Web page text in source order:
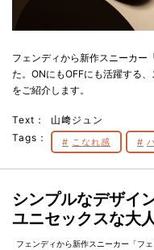
フェンディから新作スニーカー
た。ONにもOFFにも活躍する
をご紹介します。
Text：
山﨑ジュン
Tags：
こなれ感
シンプルなデザイ
ユニセックスな大
フェンディから新作スニーカー「フ